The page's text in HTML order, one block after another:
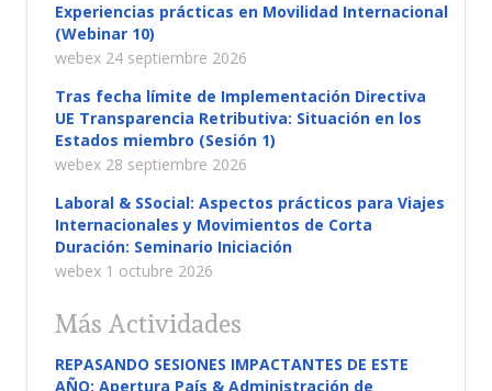
Experiencias prácticas en Movilidad Internacional
(Webinar 10)
webex 24 septiembre 2026
Tras fecha límite de Implementación Directiva
UE Transparencia Retributiva: Situación en los
Estados miembro (Sesión 1)
webex 28 septiembre 2026
Laboral & SSocial: Aspectos prácticos para Viajes
Internacionales y Movimientos de Corta
Duración: Seminario Iniciación
webex 1 octubre 2026
Más Actividades
REPASANDO SESIONES IMPACTANTES DE ESTE
AÑO: Apertura País & Administración de